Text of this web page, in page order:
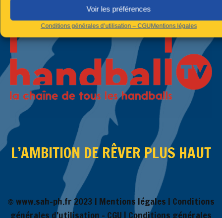
Voir les préférences
Conditions générales d’utilisation – CGUMentions légales
L’AMBITION DE RÊVER PLUS HAUT
© www.sah-ph.fr 2023 | Mentions légales | Conditions
générales d’utilisation – CGU | Conditions générales